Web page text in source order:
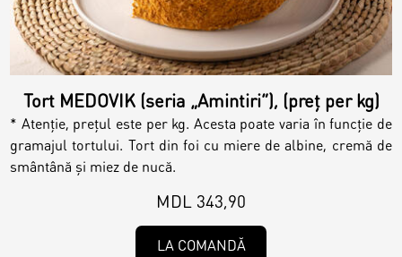
Tort MEDOVIK (seria „Amintiri”), (preț per kg)
* Atenție, prețul este per kg. Acesta poate varia în funcție de
gramajul tortului. Tort din foi cu miere de albine, cremă de
smântână și miez de nucă.
MDL 343,90
LA COMANDĂ